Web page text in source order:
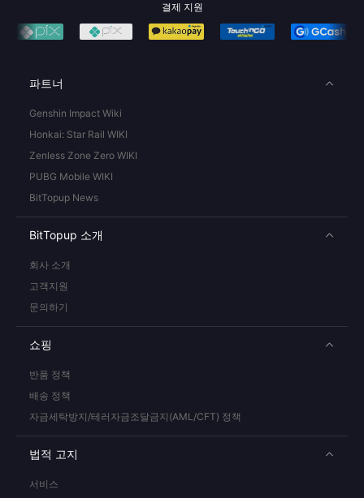
결제 지원
파트너
Genshin Impact Wiki
Honkai: Star Rail WIKI
Zenless Zone Zero WIKI
PUBG Mobile WIKI
BitTopup News
BitTopup 소개
회사 소개
고객지원
문의하기
쇼핑
반품 정책
배송 정책
자금세탁방지/테러자금조달금지(AML/CFT) 정책
법적 고지
서비스